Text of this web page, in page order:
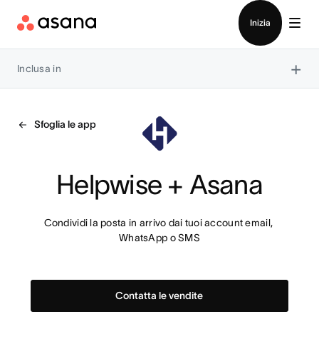
Inizia
Inclusa in ×
Sfoglia le app
Helpwise + Asana
Condividi la posta in arrivo dai tuoi account email,
WhatsApp o SMS
Contatta le vendite